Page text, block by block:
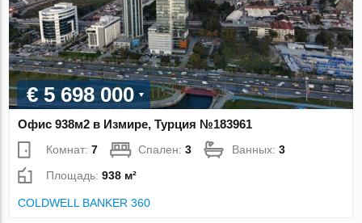
€ 5 698 000
Офис 938м2 в Измире, Турция №183961
Комнат:7 Спален:3 Ванных:3
Площадь:938 м²
COLDWELL BANKER 360